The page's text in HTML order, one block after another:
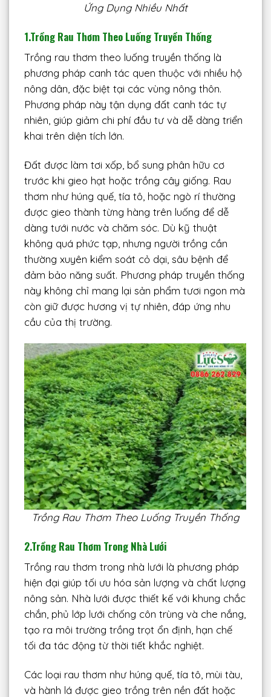
Ứng Dụng Nhiều Nhất
1.Trồng Rau Thơm Theo Luống Truyền Thống
Trồng rau thơm theo luống truyền thống là
phương pháp canh tác quen thuộc với nhiều hộ
nông dân, đặc biệt tại các vùng nông thôn.
Phương pháp này tận dụng đất canh tác tự
nhiên, giúp giảm chi phí đầu tư và dễ dàng triển
khai trên diện tích lớn.
Đất được làm tơi xốp, bổ sung phân hữu cơ
trước khi gieo hạt hoặc trồng cây giống. Rau
thơm như húng quế, tía tô, hoặc ngò rí thường
được gieo thành từng hàng trên luống để dễ
dàng tưới nước và chăm sóc. Dù kỹ thuật
không quá phức tạp, nhưng người trồng cần
thường xuyên kiểm soát cỏ dại, sâu bệnh để
đảm bảo năng suất. Phương pháp truyền thống
này không chỉ mang lại sản phẩm tươi ngon mà
còn giữ được hương vị tự nhiên, đáp ứng nhu
cầu của thị trường.
Trồng Rau Thơm Theo Luống Truyền Thống
2.Trồng Rau Thơm Trong Nhà Lưới
Trồng rau thơm trong nhà lưới là phương pháp
hiện đại giúp tối ưu hóa sản lượng và chất lượng
nông sản. Nhà lưới được thiết kế với khung chắc
chắn, phủ lớp lưới chống côn trùng và che nắng,
tạo ra môi trường trồng trọt ổn định, hạn chế
tối đa tác động từ thời tiết khắc nghiệt.
Các loại rau thơm như húng quế, tía tô, mùi tàu,
và hành lá được gieo trồng trên nền đất hoặc